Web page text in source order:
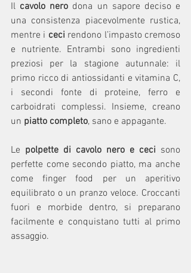
Il cavolo nero dona un sapore deciso e
una consistenza piacevolmente rustica,
mentre i ceci rendono l’impasto cremoso
e nutriente. Entrambi sono ingredienti
preziosi per la stagione autunnale: il
primo ricco di antiossidanti e vitamina C,
i secondi fonte di proteine, ferro e
carboidrati complessi. Insieme, creano
un piatto completo, sano e appagante.
Le polpette di cavolo nero e ceci sono
perfette come secondo piatto, ma anche
come finger food per un aperitivo
equilibrato o un pranzo veloce. Croccanti
fuori e morbide dentro, si preparano
facilmente e conquistano tutti al primo
assaggio.